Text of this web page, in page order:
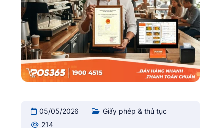
05/05/2026
Giấy phép & thủ tục
214